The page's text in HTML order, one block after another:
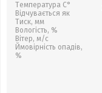
Температура С°
Відчувається як
Тиск, мм
Вологість, %
Вітер, м/с
Ймовірність опадів,
%